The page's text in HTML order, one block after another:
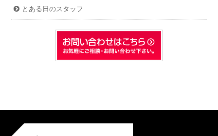
とある日のスタッフ